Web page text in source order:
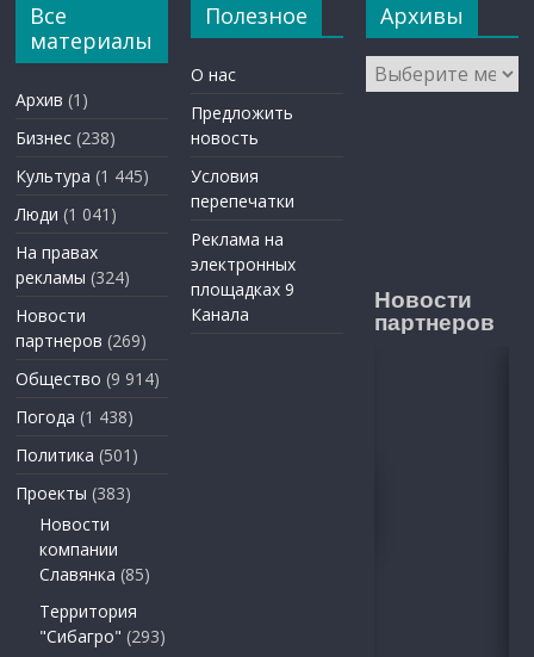
Все
материалы
Архив (1)
Бизнес (238)
Культура (1 445)
Люди (1 041)
На правах
рекламы (324)
Новости
партнеров (269)
Общество (9 914)
Погода (1 438)
Политика (501)
Проекты (383)
Новости
компании
Славянка (85)
Территория
"Сибагро" (293)
Полезное
О нас
Предложить
новость
Условия
перепечатки
Реклама на
электронных
площадках 9
Канала
Архивы
Архивы
Новости
партнеров